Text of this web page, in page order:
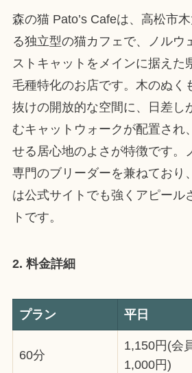
森の猫 Pato’s Cafeは、高松市
る独立型の猫カフェで、ノルウ
ストキャットをメインに据えた
毛種特化のお店です。木のぬく
抜けの開放的な空間に、日差し
むキャットウォークが配置され
せる居心地のよさが特徴です。
専門のブリーダーを兼ねており
は公式サイトでも強くアピール
トです。
2. 料金詳細
プラン 平日
60分
1,150円(会
1,000円)